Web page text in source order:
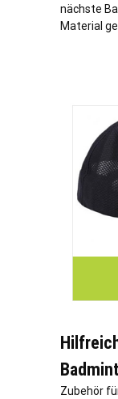
nächste
Material
Zubehör